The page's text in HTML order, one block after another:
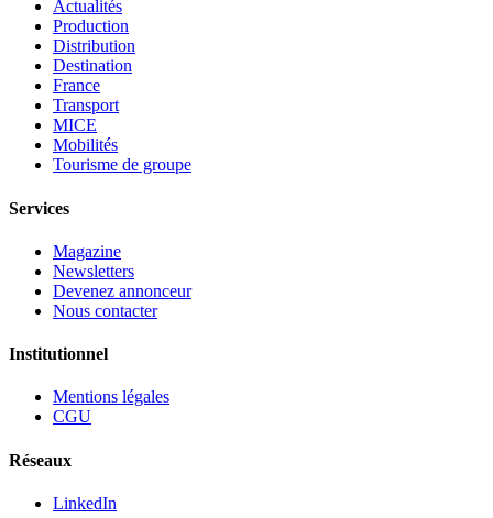
Actualités
Production
Distribution
Destination
France
Transport
MICE
Mobilités
Tourisme de groupe
Services
Magazine
Newsletters
Devenez annonceur
Nous contacter
Institutionnel
Mentions légales
CGU
Réseaux
LinkedIn